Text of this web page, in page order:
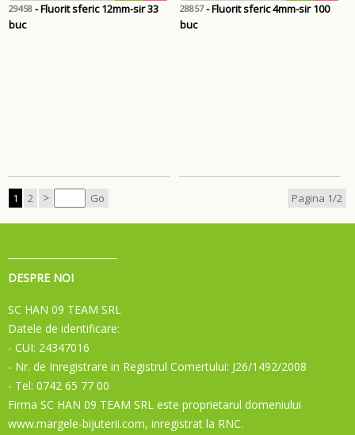
29458 - Fluorit sferic 12mm-sir 33
buc
28857- Fluorit sferic 4mm-sir 100
buc
1 2 > Go Pagina 1/2
DESPRE NOI
SC HAN 09 TEAM SRL
Datele de identificare:
- CUI: 24347016
- Nr. de Inregistrare in Registrul Comertului: J26/1492/2008
- Tel: 0742 65 77 00
Firma SC HAN 09 TEAM SRL este proprietarul domeniului
www.margele-bijuterii.com, inregistrat la RNC.